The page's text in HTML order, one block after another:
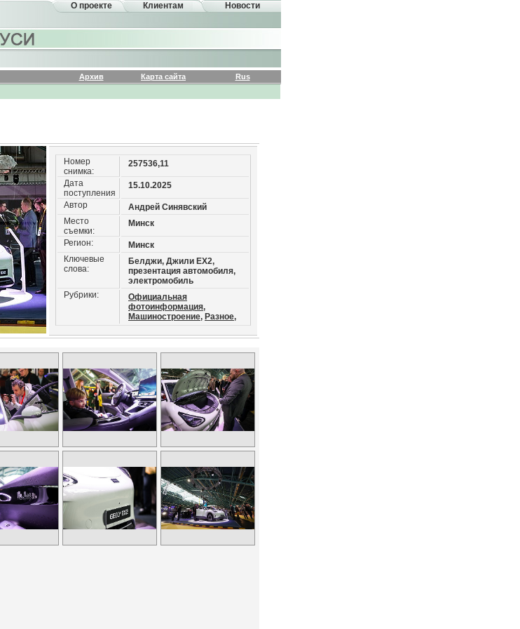
О проекте Клиентам Новости
Архив Карта сайта
Rus
Номер
снимка:
257536,11
Дата
поступления
15.10.2025
Автор
Андрей Синявский
Место
съемки:
Минск
Регион:
Минск
Ключевые
слова:
Белджи, Джили ЕХ2,
презентация автомобиля,
электромобиль
Рубрики:
Официальная
фотоинформация,
Машиностроение, Разное,